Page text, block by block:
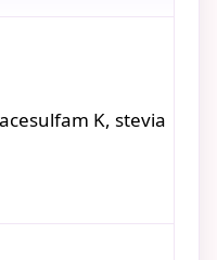
K, stevia